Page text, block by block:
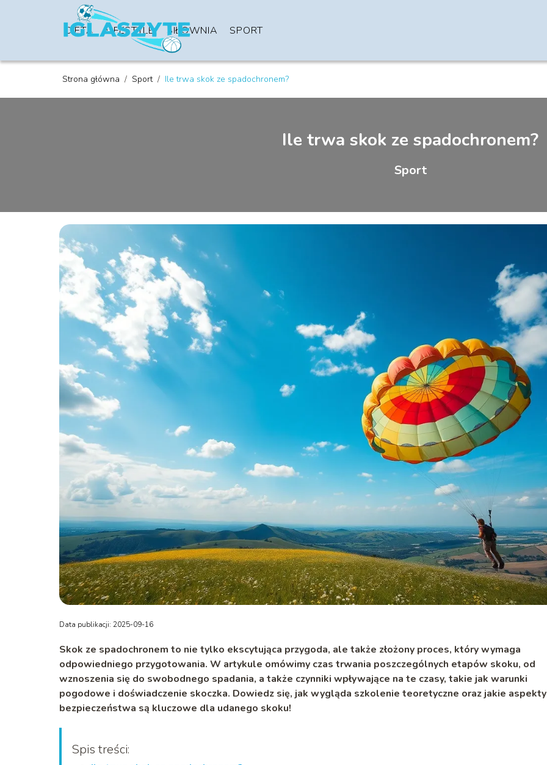
DIETA LIFESTYLE SIŁOWNIA SPORT
Strona główna / Sport / Ile trwa skok ze spadochronem?
Ile trwa skok ze spadochronem?
Sport
Data publikacji: 2025-09-16
Skok ze spadochronem to nie tylko ekscytująca przygoda, ale także złożony proces, który wymaga
odpowiedniego przygotowania. W artykule omówimy czas trwania poszczególnych etapów skoku, od
wznoszenia się do swobodnego spadania, a także czynniki wpływające na te czasy, takie jak warunki
pogodowe i doświadczenie skoczka. Dowiedz się, jak wygląda szkolenie teoretyczne oraz jakie aspekty
bezpieczeństwa są kluczowe dla udanego skoku!
Spis treści: